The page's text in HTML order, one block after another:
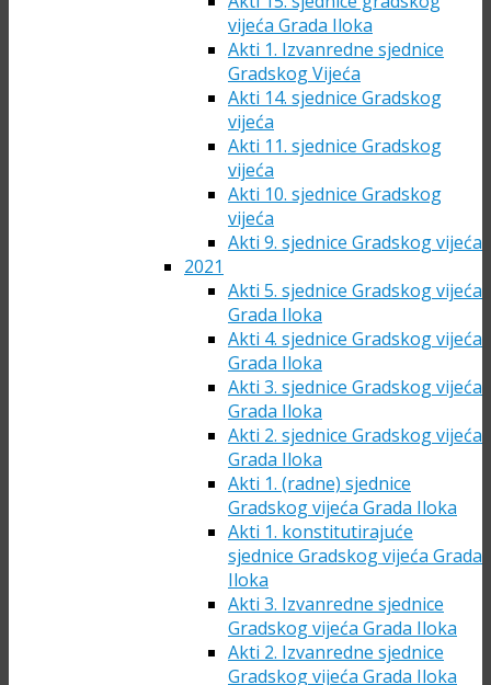
vijeća Grada Iloka
Akti 1. Izvanredne sjednice
Gradskog Vijeća
Akti 14. sjednice Gradskog
vijeća
Akti 11. sjednice Gradskog
vijeća
Akti 10. sjednice Gradskog
vijeća
Akti 9. sjednice Gradskog vijeća
2021
Akti 5. sjednice Gradskog vijeća
Grada Iloka
Akti 4. sjednice Gradskog vijeća
Grada Iloka
Akti 3. sjednice Gradskog vijeća
Grada Iloka
Akti 2. sjednice Gradskog vijeća
Grada Iloka
Akti 1. (radne) sjednice
Gradskog vijeća Grada Iloka
Akti 1. konstitutirajuće
sjednice Gradskog vijeća Grada
Iloka
Akti 3. Izvanredne sjednice
Gradskog vijeća Grada Iloka
Akti 2. Izvanredne sjednice
Gradskog vijeća Grada Iloka